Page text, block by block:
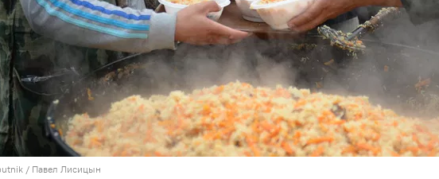
/ Павел Лисицын